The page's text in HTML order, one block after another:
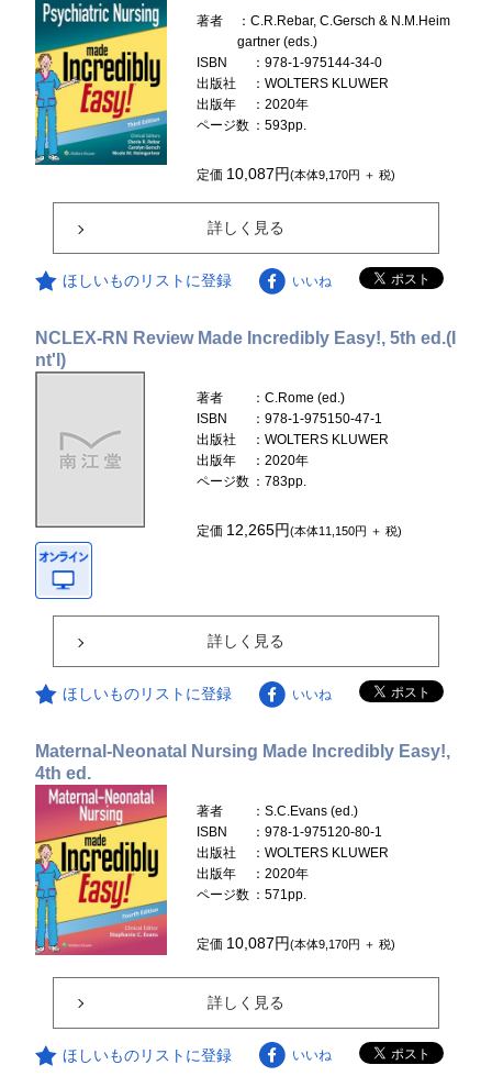
著者
：C.R.Rebar, C.Gersch & N.M.Heim
gartner (eds.)
ISBN
：978-1-975144-34-0
出版社
：WOLTERS KLUWER
出版年
：2020年
ページ数 ：593pp.
定価 10,087円(本体9,170円 ＋ 税)
詳しく見る
ほしいものリストに登録 いいね
NCLEX-RN Review Made Incredibly Easy!, 5th ed.(I
nt'l)
著者
：C.Rome (ed.)
ISBN
：978-1-975150-47-1
出版社
：WOLTERS KLUWER
出版年
：2020年
ページ数 ：783pp.
定価 12,265円(本体11,150円 ＋ 税)
詳しく見る
ほしいものリストに登録 いいね
Maternal-Neonatal Nursing Made Incredibly Easy!,
4th ed.
著者
：S.C.Evans (ed.)
ISBN
：978-1-975120-80-1
出版社
：WOLTERS KLUWER
出版年
：2020年
ページ数 ：571pp.
定価 10,087円(本体9,170円 ＋ 税)
詳しく見る
ほしいものリストに登録 いいね